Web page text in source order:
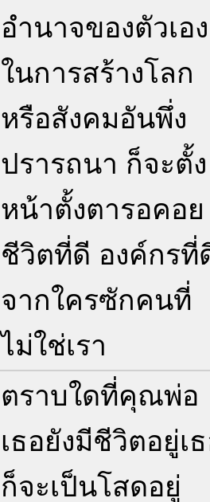
อำนาจของตัวเอง
ในการสร้างโลก
หรือสังคมอันพึ่ง
ปรารถนา ก็จะตั้ง
หน้าตั้งตารอคอย
ชีวิตที่ดี องค์กรที่
จากใครซักคนที่
ไม่ใช่เรา
ตราบใดที่คุณพ่อ
เธอยังมีชีวิตอยู่เ
ก็จะเป็นโสดอยู่